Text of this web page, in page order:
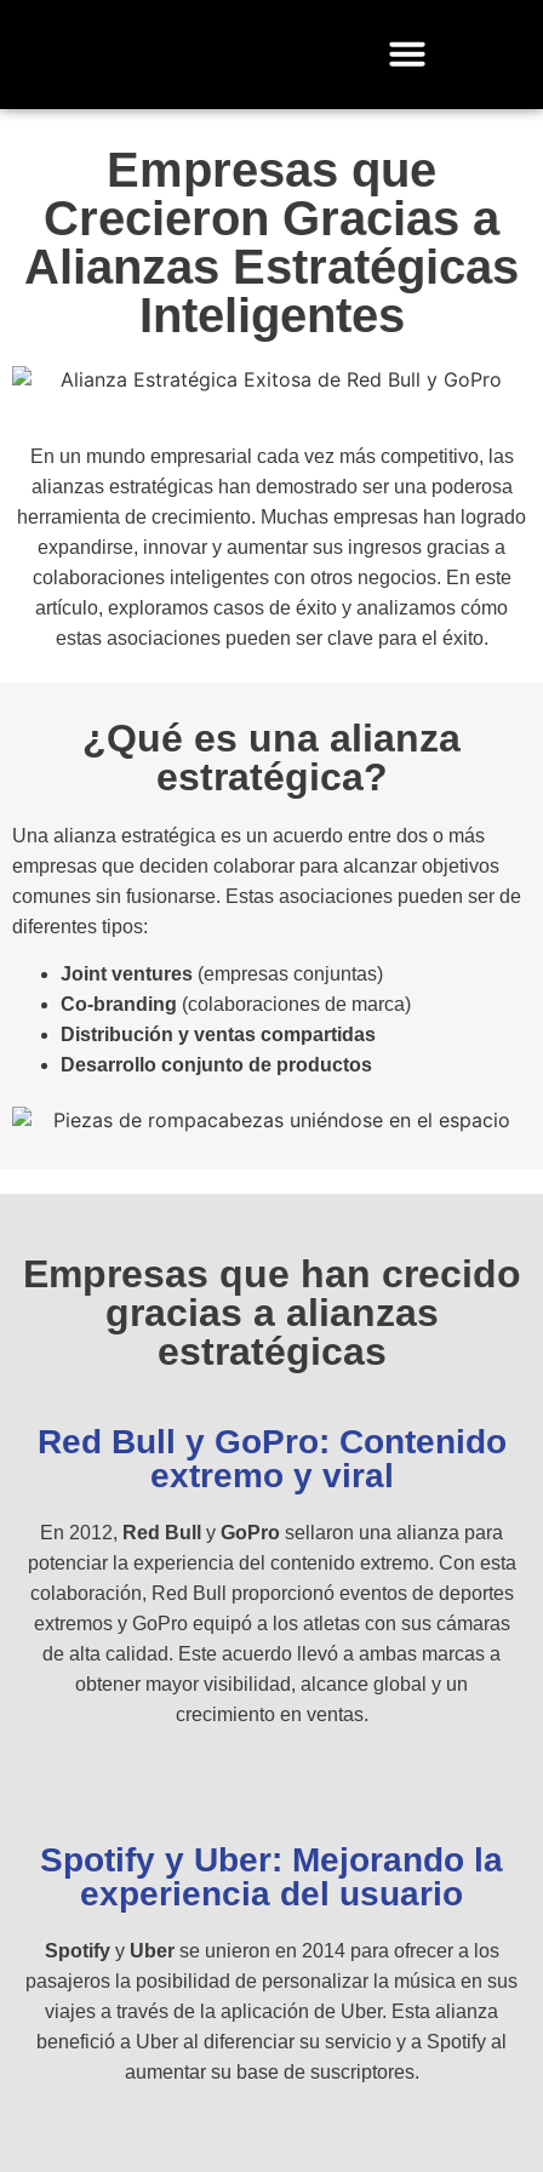
Empresas que
Crecieron Gracias a
Alianzas Estratégicas
Inteligentes
En un mundo empresarial cada vez más competitivo, las
alianzas estratégicas han demostrado ser una poderosa
herramienta de crecimiento. Muchas empresas han logrado
expandirse, innovar y aumentar sus ingresos gracias a
colaboraciones inteligentes con otros negocios. En este
artículo, exploramos casos de éxito y analizamos cómo
estas asociaciones pueden ser clave para el éxito.
¿Qué es una alianza
estratégica?
Una alianza estratégica es un acuerdo entre dos o más
empresas que deciden colaborar para alcanzar objetivos
comunes sin fusionarse. Estas asociaciones pueden ser de
diferentes tipos:
Joint ventures (empresas conjuntas)
Co-branding (colaboraciones de marca)
Distribución y ventas compartidas
Desarrollo conjunto de productos
Empresas que han crecido
gracias a alianzas
estratégicas
Red Bull y GoPro: Contenido
extremo y viral
En 2012, Red Bull y GoPro sellaron una alianza para
potenciar la experiencia del contenido extremo. Con esta
colaboración, Red Bull proporcionó eventos de deportes
extremos y GoPro equipó a los atletas con sus cámaras
de alta calidad. Este acuerdo llevó a ambas marcas a
obtener mayor visibilidad, alcance global y un
crecimiento en ventas.
Spotify y Uber: Mejorando la
experiencia del usuario
Spotifyy Uberse unieron en 2014 para ofrecer a los
pasajeros la posibilidad de personalizar la música en sus
viajes a través de la aplicación de Uber. Esta alianza
benefició a Uber al diferenciar su servicio y a Spotify al
aumentar su base de suscriptores.